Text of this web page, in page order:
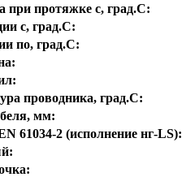
при протяжке с, град.C:
с, град.C:
по, град.C:
проводника, град.C:
мм:
61034-2 (исполнение нг-LS):